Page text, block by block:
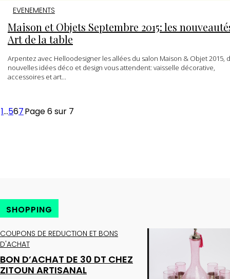
EVENEMENTS
Maison et Objets Septembre 2015: les
Art de la table
Arpentez avec Helloodesigner les allées du salon Maison & Objet 2015,
nouvelles idées déco et design vous attendent: vaisselle décorative,
accessoires et art...
1...567Page 6 sur 7
SHOPPING
COUPONS DE REDUCTION ET BONS
D'ACHAT
BON D’ACHAT DE 30 DT CHEZ
ZITOUN ARTISANAL